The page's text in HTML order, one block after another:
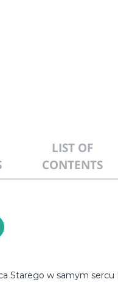
LIST OF
CONTENTS
Starego w samym sercu